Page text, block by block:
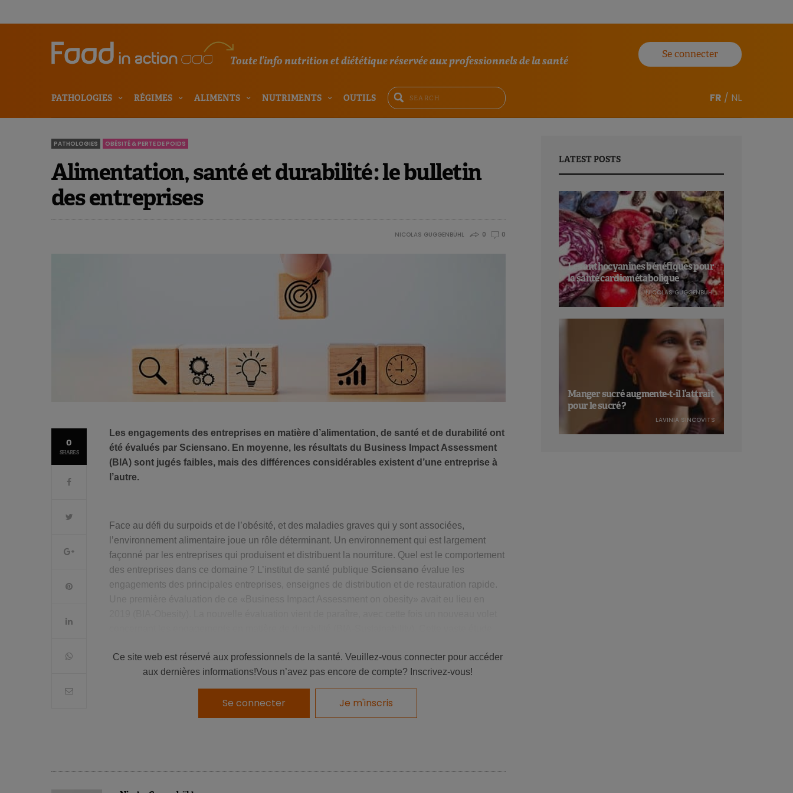
Toute l'info nutrition et diététique réservée aux professionnels de la santé
Se connecter
PATHOLOGIES RÉGIMES ALIMENTS NUTRIMENTS OUTILS FR / NL
PATHOLOGIES OBÉSITÉ & PERTE DE POIDS
Alimentation, santé et durabilité : le bulletin
des entreprises
NICOLAS GUGGENBÜHL 0 0
0
SHARES
Les engagements des entreprises en matière d’alimentation, de santé et de durabilité ont
été évalués par Sciensano. En moyenne, les résultats du Business Impact Assessment
(BIA) sont jugés faibles, mais des différences considérables existent d’une entreprise à
l’autre.
Face au défi du surpoids et de l’obésité, et des maladies graves qui y sont associées,
l’environnement alimentaire joue un rôle déterminant. Un environnement qui est largement
façonné par les entreprises qui produisent et distribuent la nourriture. Quel est le comportement
des entreprises dans ce domaine ? L’institut de santé publique Sciensano évalue les
engagements des principales entreprises, enseignes de distribution et de restauration rapide.
supermarchés et restauration rapide.
Obésité : quel est son impact économique ?
L’évaluation des engagements concernant l’alimentation saine porte sur 6 dimensions, qui sont
(par ordre décroissant d’importance) : (1) la
Ce site web est réservé aux professionnels de la santé. Veuillez-vous connecter pour accéder
aux dernières informations!Vous n’avez pas encore de compte? Inscrivez-vous!
Se connecter Je m'inscris
LATEST POSTS
Les anthocyanines bénéfiques pour
la santé cardiométabolique
NICOLAS GUGGENBÜHL
Manger sucré augmente-t-il l’attrait
pour le sucré ?
LAVINIA SINCOVITS